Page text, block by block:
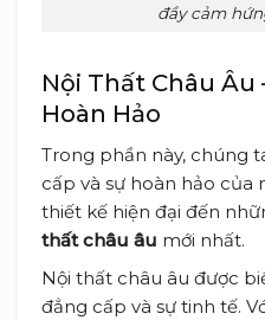
đầy cảm
Nội Thất Châu Âu
Hoàn Hảo
Trong phần này, chúng
cấp và sự hoàn hảo của
thiết kế hiện đại đến
thất châu âu mới nhất.
Nội thất châu âu được
đẳng cấp và sự tinh tế.